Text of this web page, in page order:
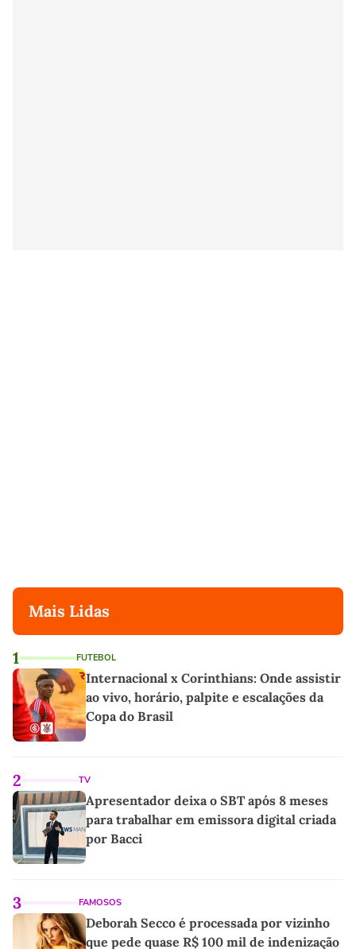
Mais Lidas
1 FUTEBOL
Internacional x Corinthians: Onde assistir
ao vivo, horário, palpite e escalações da
Copa do Brasil
2 TV
Apresentador deixa o SBT após 8 meses
para trabalhar em emissora digital criada
por Bacci
3 FAMOSOS
Deborah Secco é processada por vizinho
que pede quase R$ 100 mil de indenização